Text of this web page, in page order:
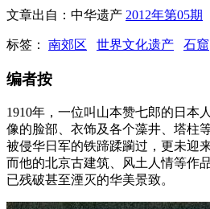
文章出自：中华遗产 2012年第05期
标签： 南郊区 世界文化遗产 石窟
编者按
1910年，一位叫山本赞七郎的日本
像的脸部、衣饰及各个藻井、塔柱
被侵华日军的铁蹄蹂躏过，更未迎
而他的北京古建筑、风土人情等作
已残破甚至湮灭的华美景致。